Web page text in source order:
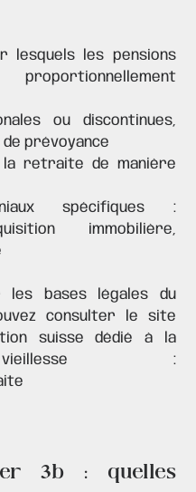
lesquels les pensions
ou discontinues,
prévoyance
retraite de manière
spécifiques :
immobilière,
bases légales du
consulter le site
suisse dédié à la
vieillesse :
3b : quelles